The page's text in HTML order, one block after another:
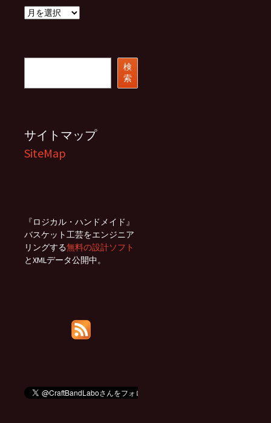
ア
検
索
サイトマップ
SiteMap
『ロジカル・ハンドメイド』
バスケット工芸をエンジニア
リングする無料の設計ソフト
とXMLデータ公開中。